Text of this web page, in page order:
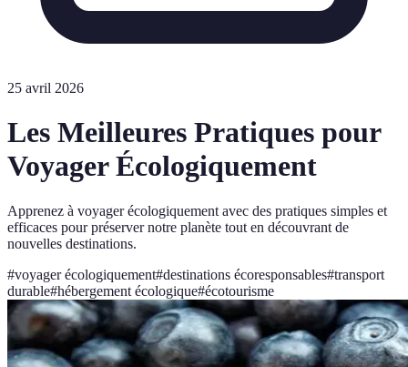
25 avril 2026
Les Meilleures Pratiques pour
Voyager Écologiquement
Apprenez à voyager écologiquement avec des pratiques simples et
efficaces pour préserver notre planète tout en découvrant de
nouvelles destinations.
#voyager écologiquement#destinations écoresponsables#transport
durable#hébergement écologique#écotourisme